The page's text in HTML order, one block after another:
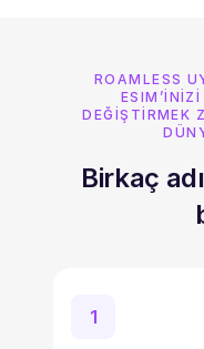
ROAMLESS
DEĞIŞTIRMEK
Birkaç
1